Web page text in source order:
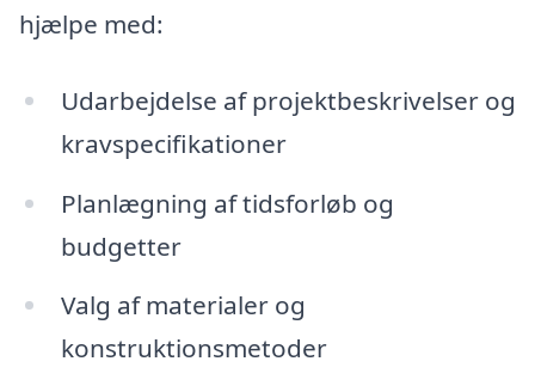
hjælpe med:
Udarbejdelse af projektbeskrivelser og
kravspecifikationer
Planlægning af tidsforløb og
budgetter
Valg af materialer og
konstruktionsmetoder